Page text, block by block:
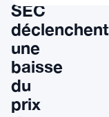
SEC
déclenchent
une
baisse
du
prix